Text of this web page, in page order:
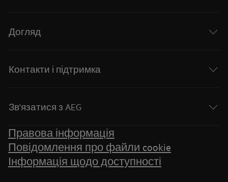
Догляд
Контакти і підтримка
Зв'язатися з AEG
Правова інформація
Повідомлення про файли cookie
Інформація щодо доступності